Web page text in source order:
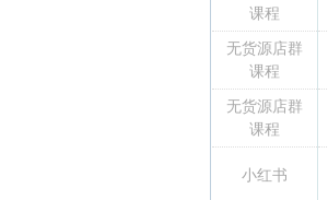
课程
无货源店群
课程
无货源店群
课程
小红书